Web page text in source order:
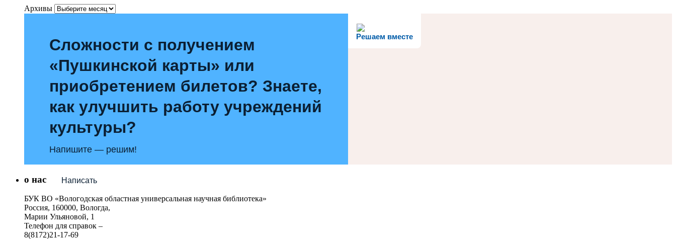
Архивы
Решаем вместе
Сложности с получением
«Пушкинской карты» или
приобретением билетов? Знаете,
как улучшить работу учреждений
культуры?
Напишите — решим!
Написать
о нас
БУК ВО «Вологодская областная универсальная научная библиотека»
Россия, 160000, Вологда,
Марии Ульяновой, 1
Телефон для справок –
8(8172)21-17-69